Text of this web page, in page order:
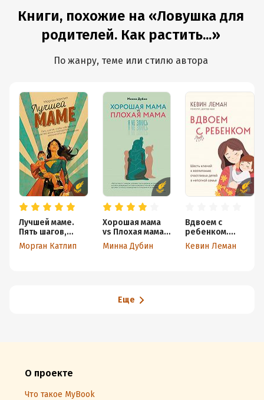
Книги, похожие на «Ловушка для
родителей. Как растить...»
По жанру, теме или стилю автора
Лучшей маме.
Пять шагов,
чтобы
избавиться от
Морган Катлип
Хорошая мама
vs Плохая мама.
Я не злюсь
Минна Дубин
Вдвоем с
ребенком.
Шесть ключей к
воспитанию
Кевин Леман
Еще
О проекте
Что такое MyBook